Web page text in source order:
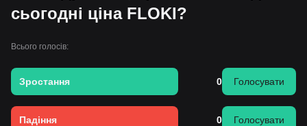
сьогодні ціна FLOKI?
Всього голосів:
Зростання 0 Голосувати
Падіння 0 Голосувати